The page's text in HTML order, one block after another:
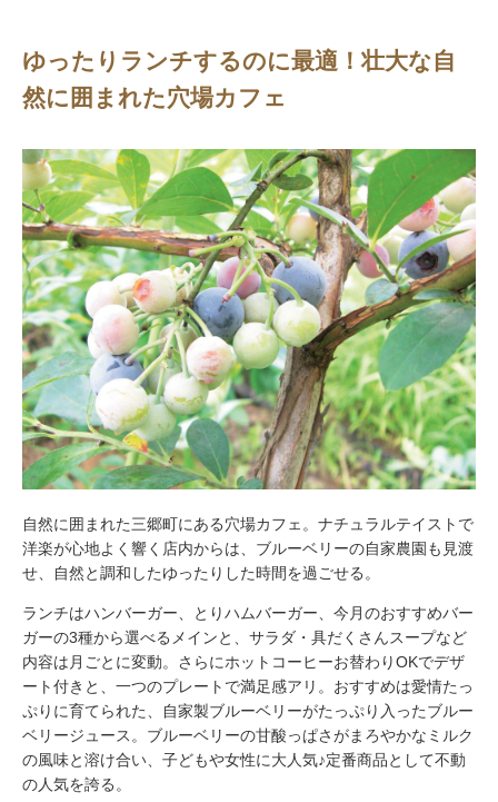
ゆったりランチするのに最適！壮大な自
然に囲まれた穴場カフェ
自然に囲まれた三郷町にある穴場カフェ。ナチュラルテイストで
洋楽が心地よく響く店内からは、ブルーベリーの自家農園も見渡
せ、自然と調和したゆったりした時間を過ごせる。
ランチはハンバーガー、とりハムバーガー、今月のおすすめバー
ガーの3種から選べるメインと、サラダ・具だくさんスープなど
内容は月ごとに変動。さらにホットコーヒーお替わりOKでデザ
ート付きと、一つのプレートで満足感アリ。おすすめは愛情たっ
ぷりに育てられた、自家製ブルーベリーがたっぷり入ったブルー
ベリージュース。ブルーベリーの甘酸っぱさがまろやかなミルク
の風味と溶け合い、子どもや女性に大人気♪定番商品として不動
の人気を誇る。